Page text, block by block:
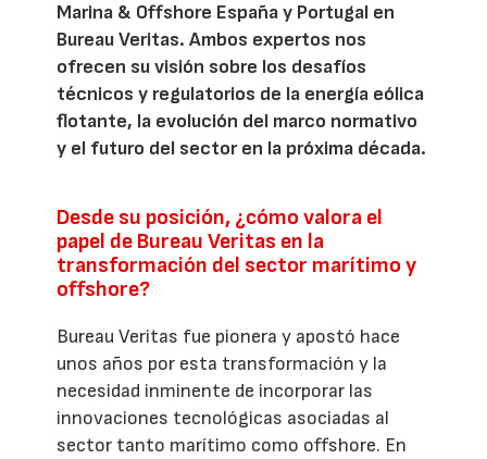
Marina & Offshore España y Portugal en
Bureau Veritas. Ambos expertos nos
ofrecen su visión sobre los desafíos
técnicos y regulatorios de la energía eólica
flotante, la evolución del marco normativo
y el futuro del sector en la próxima década.
Desde su posición, ¿cómo valora el
papel de Bureau Veritas en la
transformación del sector marítimo y
offshore?
Bureau Veritas fue pionera y apostó hace
unos años por esta transformación y la
necesidad inminente de incorporar las
innovaciones tecnológicas asociadas al
sector tanto marítimo como offshore. En